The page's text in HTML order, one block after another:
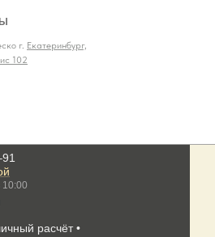
г. Екатеринбург,
102